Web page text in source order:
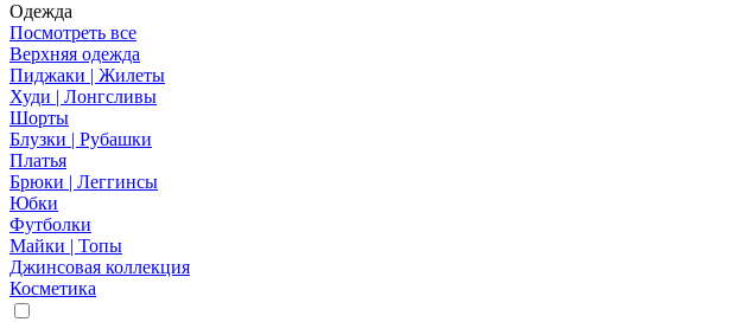
Одежда
Посмотреть все
Верхняя одежда
Пиджаки | Жилеты
Худи | Лонгсливы
Шорты
Блузки | Рубашки
Платья
Брюки | Леггинсы
Юбки
Футболки
Майки | Топы
Джинсовая коллекция
Косметика